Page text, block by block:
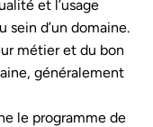
et l’usage
sein d’un domaine.
métier et du bon
généralement
le programme de